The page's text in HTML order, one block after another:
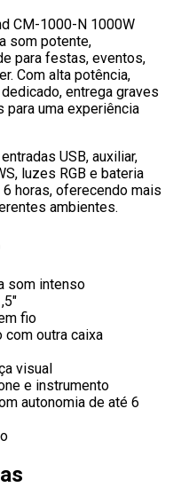
CM-1000-N 1000W
som potente,
para festas, eventos,
Com alta potência,
entrega graves
uma experiência
USB, auxiliar,
luzes RGB e bateria
horas, oferecendo mais
ambientes.
som intenso
fio
com outra caixa
visual
e instrumento
autonomia de até 6